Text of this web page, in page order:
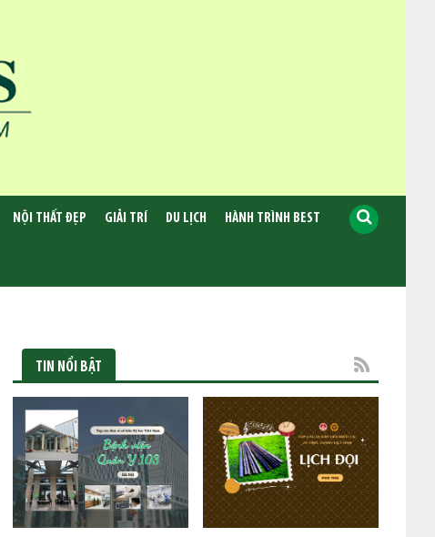
NỘI THẤT ĐẸP GIẢI TRÍ DU LỊCH HÀNH TRÌNH BEST
TIN NỔI BẬT